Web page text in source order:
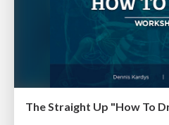
The Straight Up "How To